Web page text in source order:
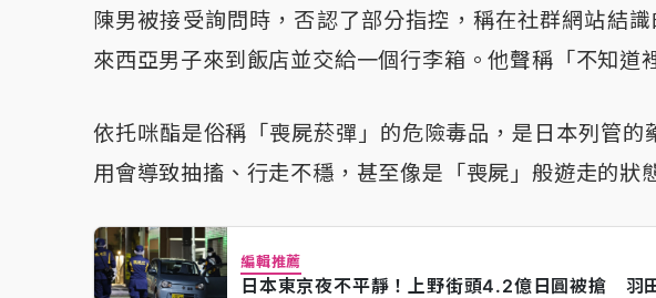
陳男被接受詢問時，否認了部分指控，稱在社群網站結
來西亞男子來到飯店並交給一個行李箱。他聲稱「不知道
依托咪酯是俗稱「喪屍菸彈」的危險毒品，是日本列管的
用會導致抽搐、行走不穩，甚至像是「喪屍」般遊走的狀
編輯推薦
日本東京夜不平靜！上野街頭4.2億日圓被搶 羽